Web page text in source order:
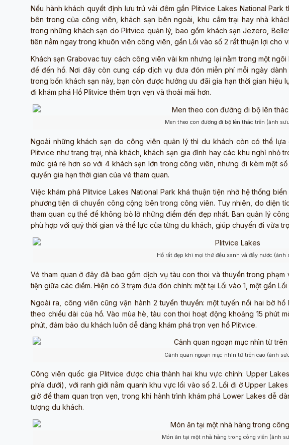
Nếu hành khách quyết định lưu trú vài đêm gần Plitvice Lakes National Park
bên trong của công viên, khách sạn bên ngoài, khu cắm trại hay nhà
trong những khách sạn do Plitvice quản lý, bao gồm khách sạn Jezero,
tiên nằm ngay trong khuôn viên công viên, gần Lối vào số 2 rất thuận lợi cho
Khách sạn Grabovac tuy cách công viên vài km nhưng lại nằm trong một
để đến hồ. Nơi đây còn cung cấp dịch vụ đưa đón miễn phí mỗi ngày
trong bốn khách sạn này, bạn còn được hưởng ưu đãi gia hạn thời gian hiệu
đi khám phá Hồ Plitvice thêm trọn vẹn và thoải mái hơn.
Men theo con đường đi bộ lên thác trên (ảnh
Ngoài những khách sạn do công viên quản lý thì du khách còn có thể lựa
Plitvice như trang trại, nhà khách, khách sạn gia đình hay các khu nghỉ nhỏ
mức giá rẻ hơn so với 4 khách sạn lớn trong công viên, nhưng đi kèm một
quyền gia hạn thời gian của vé tham quan.
Việc khám phá Plitvice Lakes National Park khá thuận tiện nhờ hệ thống
phương tiện di chuyển công cộng bên trong công viên. Tuy nhiên, do diện
tham quan cụ thể để không bỏ lỡ những điểm đến đẹp nhất. Ban quản lý
phù hợp với quỹ thời gian và thể lực của từng du khách, giúp chuyến đi vừa
Hồ rất đẹp khi mọi thứ đều xanh và đầy nước (ảnh
Vé tham quan ở đây đã bao gồm dịch vụ tàu con thoi và thuyền trong
tiện giữa các điểm. Hiện có 3 trạm đưa đón chính: một tại Lối vào 1, một gần
Ngoài ra, công viên cũng vận hành 2 tuyến thuyền: một tuyến nối hai bờ
theo chiều dài của hồ. Vào mùa hè, tàu con thoi hoạt động khoảng 15 phút
phút, đảm bảo du khách luôn dễ dàng khám phá trọn vẹn hồ Plitvice.
Cảnh quan ngoạn mục nhìn từ trên cao (ảnh
Công viên quốc gia Plitvice được chia thành hai khu vực chính: Upper
phía dưới), với ranh giới nằm quanh khu vực lối vào số 2. Lối đi ở Upper
giờ để tham quan trọn vẹn, trong khi hành trình khám phá Lower Lakes dễ
tượng du khách.
Món ăn tại một nhà hàng trong công viên (ảnh